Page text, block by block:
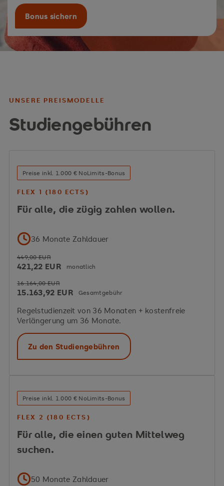
Bonus sichern
UNSERE PREISMODELLE
Studiengebühren
Preise inkl. 1.000 € NoLimits-Bonus
FLEX 1 (180 ECTS)
Für alle, die zügig zahlen wollen.
36 Monate Zahldauer
449,00 EUR
421,22 EUR monatlich
16.164,00 EUR
15.163,92 EUR Gesamtgebühr
Regelstudienzeit von 36 Monaten + kostenfreie
Verlängerung um 36 Monate.
Zu den Studiengebühren
Preise inkl. 1.000 € NoLimits-Bonus
FLEX 2 (180 ECTS)
Für alle, die einen guten Mittelweg
suchen.
50 Monate Zahldauer